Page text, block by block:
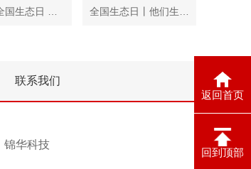
返回首页
回到顶部
联系我们
锦华科技